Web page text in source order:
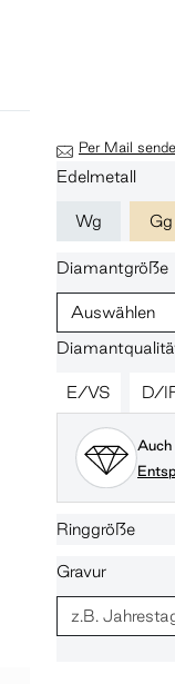
Per Mail
Edelmetall
Wg Gg
Diamantgröße
Auswählen
E/VS D/
Ringgröße
Gravur